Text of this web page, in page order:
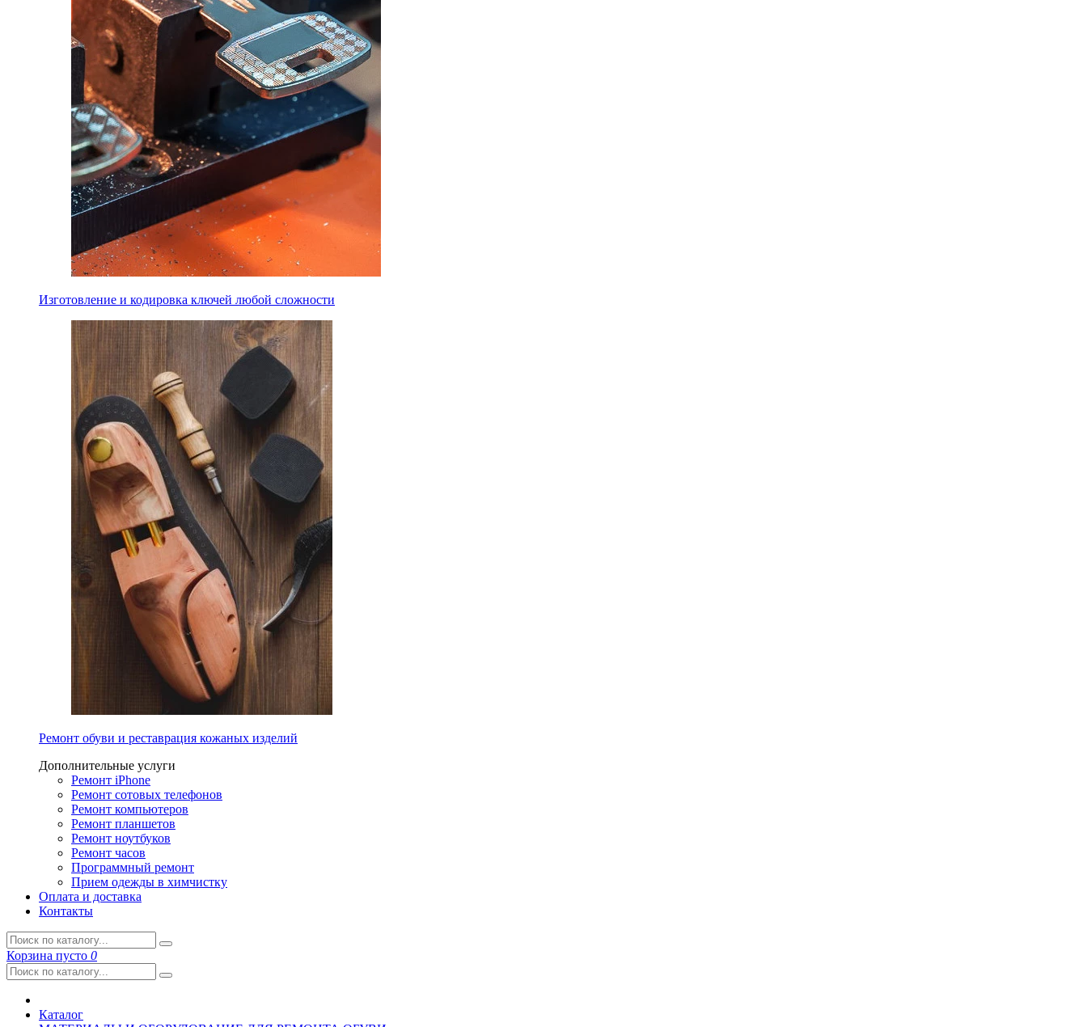
Изготовление и кодировка ключей любой сложности
Ремонт обуви и реставрация кожаных изделий
Дополнительные услуги
Ремонт iPhone
Ремонт сотовых телефонов
Ремонт компьютеров
Ремонт планшетов
Ремонт ноутбуков
Ремонт часов
Программный ремонт
Прием одежды в химчистку
Оплата и доставка
Контакты
Корзина пусто 0
Каталог